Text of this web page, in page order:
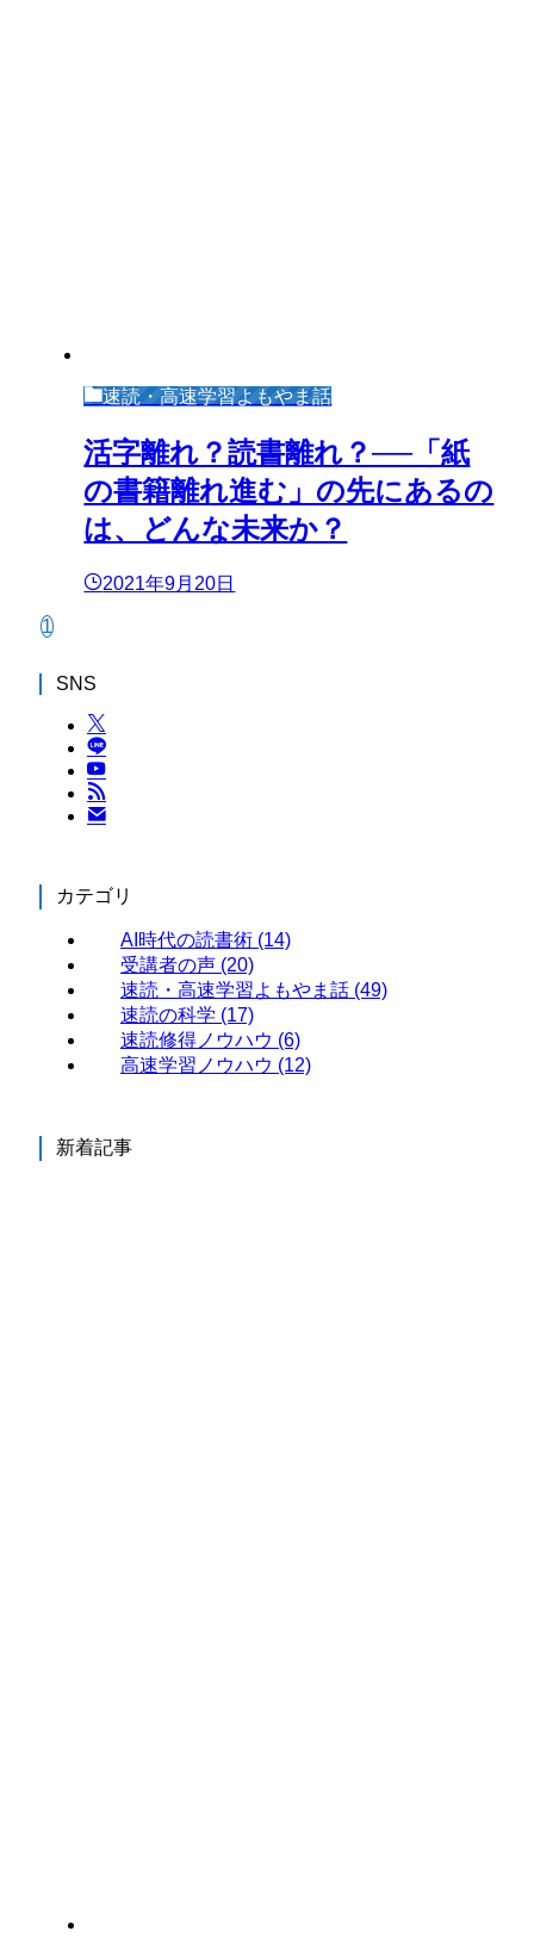
速読・高速学習よもやま話
活字離れ？読書離れ？──「紙
の書籍離れ進む」の先にあるの
は、どんな未来か？
2021年9月20日
1
SNS
カテゴリ
AI時代の読書術 (14)
受講者の声 (20)
速読・高速学習よもやま話 (49)
速読の科学 (17)
速読修得ノウハウ (6)
高速学習ノウハウ (12)
新着記事